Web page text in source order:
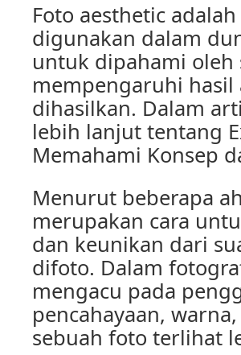
Foto aesthetic
digunakan dalam
untuk dipahami oleh
mempengaruhi
dihasilkan. Dalam
lebih lanjut tentang
Memahami Konsep
Menurut beberapa
merupakan cara
dan keunikan dari
difoto. Dalam
mengacu pada
pencahayaan,
sebuah foto terlihat